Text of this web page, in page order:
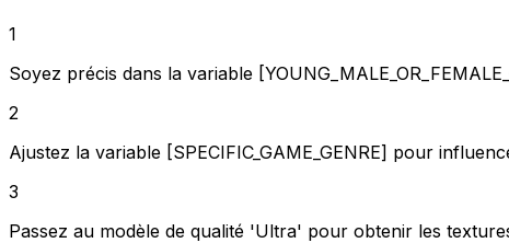
1
Soyez précis dans la variable
2
Ajustez la variable [SPECIFIC_GAME_GENRE] pour
3
Passez au modèle de qualité 'Ultra' pour obtenir les